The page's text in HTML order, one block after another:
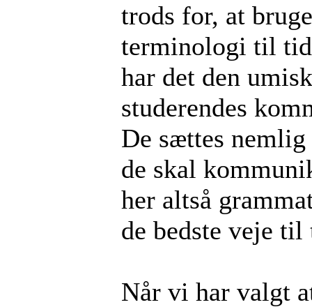
trods for, at
terminologi til
har det den
studerendes
De sættes
de skal
her altså
de bedste veje
Når vi har valgt